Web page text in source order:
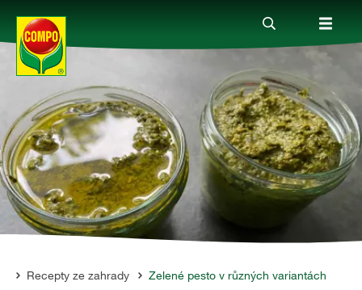
Produkty
Rady a tipy
Témata
Kde koupit
Recepty ze zahrady Zelené pesto v různých variantách